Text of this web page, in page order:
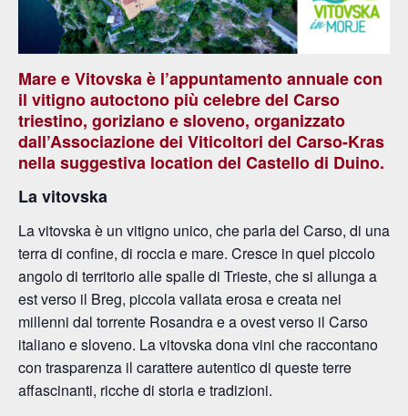
Mare e Vitovska è l’appuntamento annuale con
il vitigno autoctono più celebre del Carso
triestino, goriziano e sloveno, organizzato
dall’Associazione dei Viticoltori del Carso-Kras
nella suggestiva location del Castello di Duino.
La vitovska
La vitovska è un vitigno unico, che parla del Carso, di una
terra di confine, di roccia e mare. Cresce in quel piccolo
angolo di territorio alle spalle di Trieste, che si allunga a
est verso il Breg, piccola vallata erosa e creata nei
millenni dal torrente Rosandra e a ovest verso il Carso
italiano e sloveno. La vitovska dona vini che raccontano
con trasparenza il carattere autentico di queste terre
affascinanti, ricche di storia e tradizioni.